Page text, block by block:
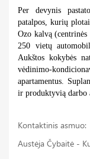
Per devynis
patalpos, kurių
Ozo kalvą
250 vietų
Aukštos kokybės
vėdinimo-
apartamentus.
ir produktyvią darbo
Kontaktinis asmuo:
Austėja Čybaitė -